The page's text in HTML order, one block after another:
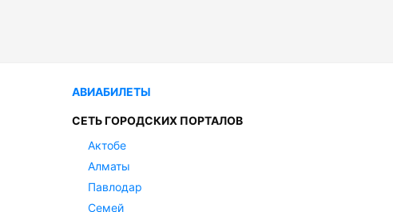
АВИАБИЛЕТЫ
СЕТЬ ГОРОДСКИХ ПОРТАЛОВ
Актобе
Алматы
Павлодар
Семей